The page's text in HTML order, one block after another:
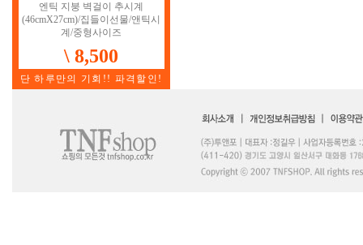
엔틱 지붕 벽걸이 추시계
(46cmX27cm)/집들이선물/앤틱시
계/중형사이즈
\ 8,500
단 하루만의 기회!! 파격할인!